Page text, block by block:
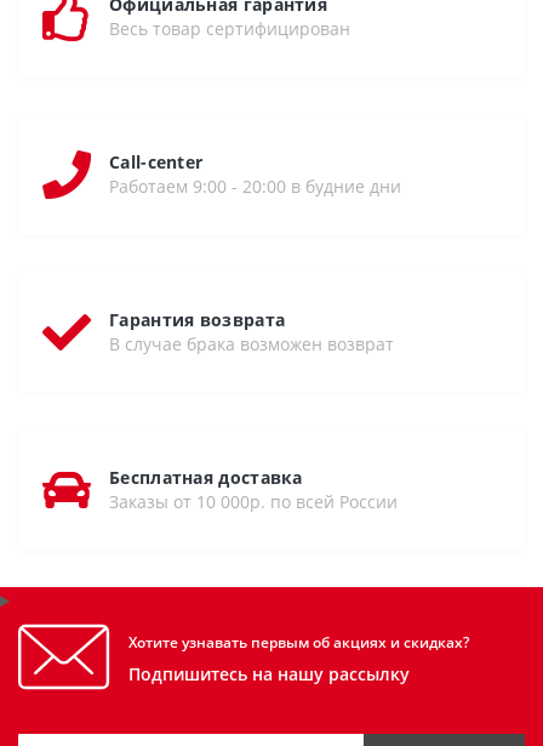
Весь товар сертифицирован
Call-center
Работаем 9:00 - 20:00 в будние дни
Гарантия возврата
В случае брака возможен возврат
Бесплатная доставка
Заказы от 10 000р. по всей России
Хотите узнавать первым об акциях и скидках?
Подпишитесь на нашу рассылку